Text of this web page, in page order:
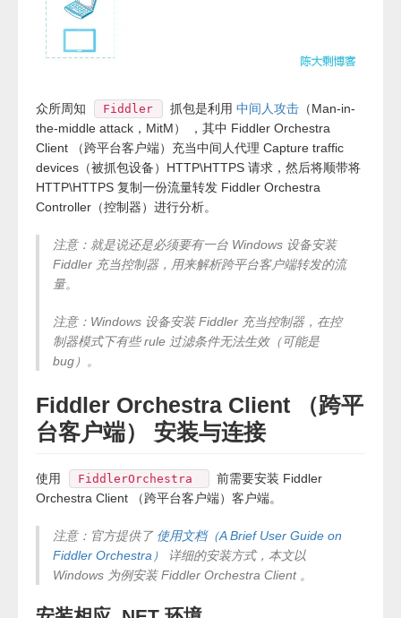
众所周知 Fiddler 抓包是利用 中间人攻击（Man-in-
the-middle attack，MitM） ，其中 Fiddler Orchestra
Client （跨平台客户端）充当中间人代理 Capture traffic
devices（被抓包设备）HTTP\HTTPS 请求，然后将顺带将
HTTP\HTTPS 复制一份流量转发 Fiddler Orchestra
Controller（控制器）进行分析。
注意：就是说还是必须要有一台 Windows 设备安装
Fiddler 充当控制器，用来解析跨平台客户端转发的流
量。
注意：Windows 设备安装 Fiddler 充当控制器，在控
制器模式下有些 rule 过滤条件无法生效（可能是
bug）。
Fiddler Orchestra Client （跨平
台客户端） 安装与连接
使用 FiddlerOrchestra
前需要安装 Fiddler
Orchestra Client （跨平台客户端）客户端。
注意：官方提供了 使用文档（A Brief User Guide on
Fiddler Orchestra）
详细的安装方式，本文以
Windows 为例安装 Fiddler Orchestra Client 。